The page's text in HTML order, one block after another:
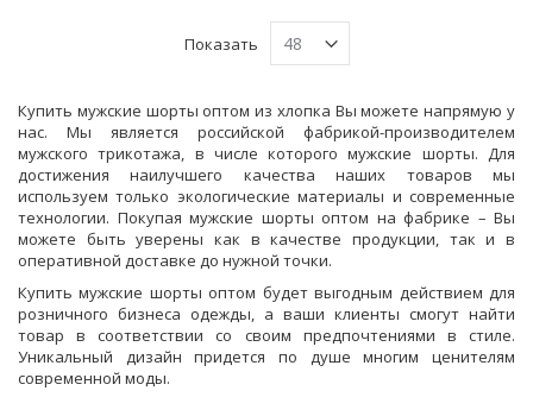
Показать
Купить мужские шорты оптом из хлопка Вы можете напрямую у
нас. Мы является российской фабрикой-производителем
мужского трикотажа, в числе которого мужские шорты. Для
достижения наилучшего качества наших товаров мы
используем только экологические материалы и современные
технологии. Покупая мужские шорты оптом на фабрике – Вы
можете быть уверены как в качестве продукции, так и в
оперативной доставке до нужной точки.
Купить мужские шорты оптом будет выгодным действием для
розничного бизнеса одежды, а ваши клиенты смогут найти
товар в соответствии со своим предпочтениями в стиле.
Уникальный дизайн придется по душе многим ценителям
современной моды.